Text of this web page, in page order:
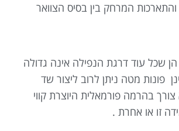
המרחק בין בסיס הצוואר
שכל עוד דרגת הנפילה אינה גדולה
פונות מטה ניתן לרוב ליצור שד
בהרמה פורמאלית היוצרת קווי
זו או אחרת .